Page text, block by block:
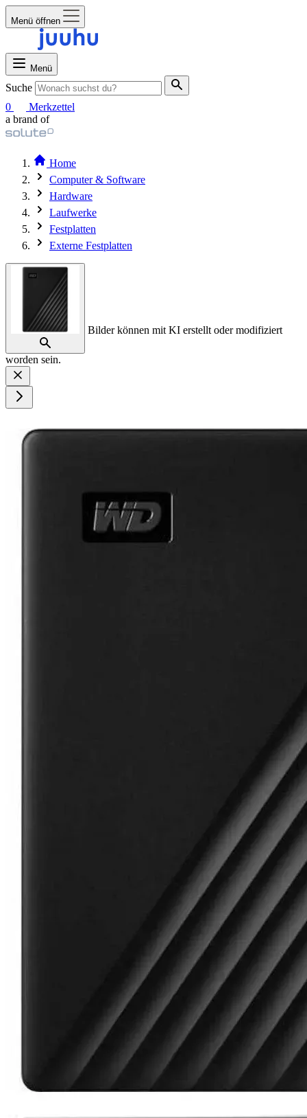
Menü öffnen
Menü
Suche
0
Merkzettel
a brand of
Home
Computer & Software
Hardware
Laufwerke
Festplatten
Externe Festplatten
Bilder können mit KI erstellt oder modifiziert
worden sein.